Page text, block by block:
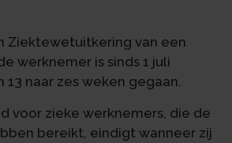
Ziektewetuitkering van een
werknemer is sinds 1 juli
13 naar zes weken gegaan.
voor zieke werknemers, die de
bereikt, eindigt wanneer zij